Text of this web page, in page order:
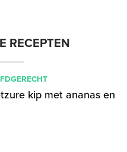
RECEPTEN
kip met ananas en